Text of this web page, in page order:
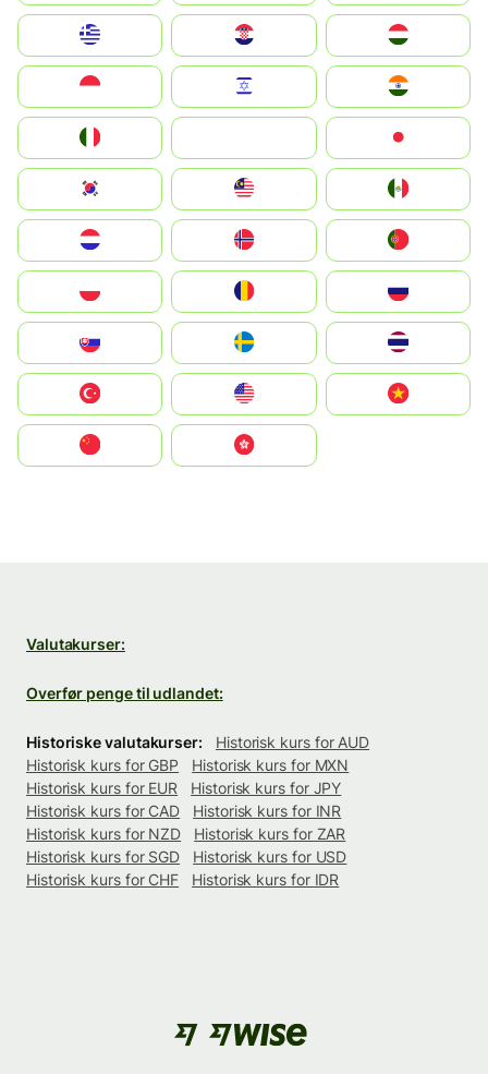
Magyarország
South Korea
United States
中國香港特別行政區
Valutakurser:
Overfør penge til udlandet:
Historiske valutakurser:
Historisk kurs for AUD
Historisk kurs for GBP
Historisk kurs for MXN
Historisk kurs for EUR
Historisk kurs for JPY
Historisk kurs for CAD
Historisk kurs for INR
Historisk kurs for NZD
Historisk kurs for ZAR
Historisk kurs for SGD
Historisk kurs for USD
Historisk kurs for CHF
Historisk kurs for IDR